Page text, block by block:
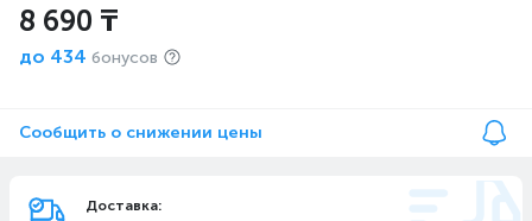
8 690 ₸
до 434 бонусов
Сообщить о снижении цены
Доставка: